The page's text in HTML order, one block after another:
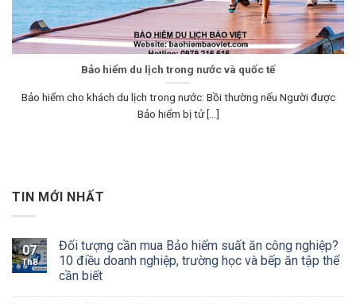
Bảo hiểm du lịch trong nước và quốc tế
Bảo hiểm cho khách du lịch trong nước: Bồi thường nếu Người được
Bảo hiểm bị tử [...]
TIN MỚI NHẤT
07
Th8
Đối tượng cần mua Bảo hiểm suất ăn công nghiệp?
10 điều doanh nghiệp, trường học và bếp ăn tập thể
cần biết